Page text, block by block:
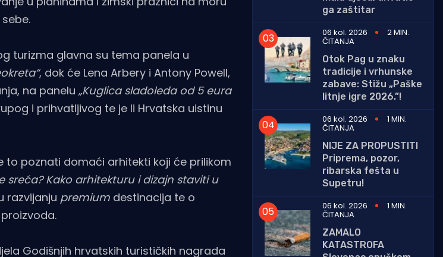
turizma glavna su tema panela u
, dok će Lena Arbery i Antony Powell,
na panelu „Kuglica sladoleda od 5 eura
i prihvatljivog te je li Hrvatska uistinu
to poznati domaći arhitekti koji će prilikom
sreća? Kako arhitekturu i dizajn staviti u
razvijanju premium destinacija te o
Godišnjih hrvatskih turističkih nagrada
ga zaštitar
06 kol. 2026
2 MIN.
ČITANJA
Otok Pag u znaku
tradicije i vrhunske
zabave: Stižu „Paške
litnje igre 2026.”!
06 kol. 2026
1 MIN.
ČITANJA
NIJE ZA PROPUSTITI
Priprema, pozor,
ribarska fešta u
Supetru!
06 kol. 2026
1 MIN.
ČITANJA
ZAMALO
KATASTROFA